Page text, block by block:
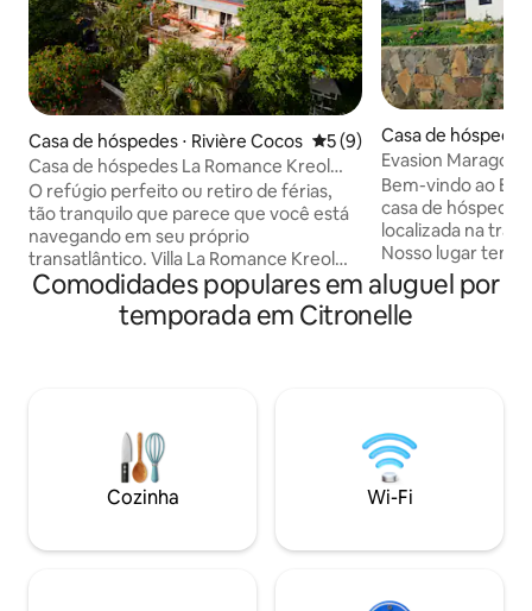
Casa de hóspedes ⋅ Rivière Cocos 5 de uma avaliação média
5 (9)
Casa de hóspedes La Romance Kreol
(Apartamento inteiro)
O refúgio perfeito ou retiro de férias,
tão tranquilo que parece que você está
navegando em seu próprio
transatlântico. Villa La Romance Kreol
uma casa de férias confortável e
elegantemente mobiliada, totalmente
equipada, situada no magnífico vale de
atmosfera tranquila, ponto de kitesurf
nas proximidades, caminhadas, praias de
areia, mergulho com snorkel, mergulho
e outras atividades encantadoras.
Casa de hóspedes
Evasion Maragon
Rodrigues
Bem-vindo ao
casa de
localizada na
Nosso lugar tem
Tombeau
natural nas
para caminhadas
mar, das
você está
charme de
em casa aqui.
Comodidades populares em aluguel por
temporada em Citronelle
Cozinha Wi-Fi